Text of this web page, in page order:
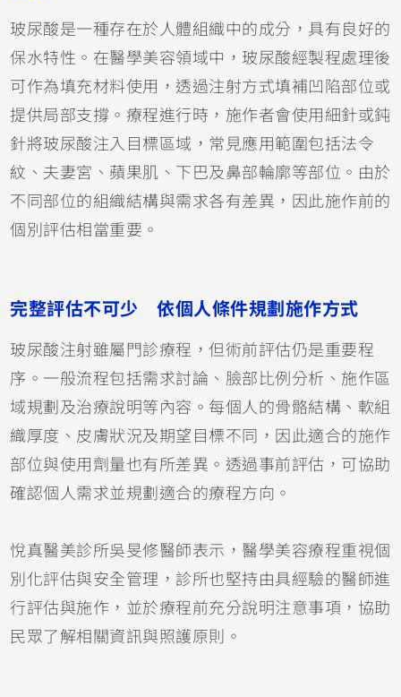
玻尿酸是一種存在於人體組織中的成分，具有良好的
保水特性。在醫學美容領域中，玻尿酸經製程處理後
可作為填充材料使用，透過注射方式填補凹陷部位或
提供局部支撐。療程進行時，施作者會使用細針或鈍
針將玻尿酸注入目標區域，常見應用範圍包括法令
紋、夫妻宮、蘋果肌、下巴及鼻部輪廓等部位。由於
不同部位的組織結構與需求各有差異，因此施作前的
個別評估相當重要。
完整評估不可少 依個人條件規劃施作方式
玻尿酸注射雖屬門診療程，但術前評估仍是重要程
序。一般流程包括需求討論、臉部比例分析、施作區
域規劃及治療說明等內容。每個人的骨骼結構、軟組
織厚度、皮膚狀況及期望目標不同，因此適合的施作
部位與使用劑量也有所差異。透過事前評估，可協助
確認個人需求並規劃適合的療程方向。
悅真醫美診所吳旻修醫師表示，醫學美容療程重視個
別化評估與安全管理，診所也堅持由具經驗的醫師進
行評估與施作，並於療程前充分說明注意事項，協助
民眾了解相關資訊與照護原則。